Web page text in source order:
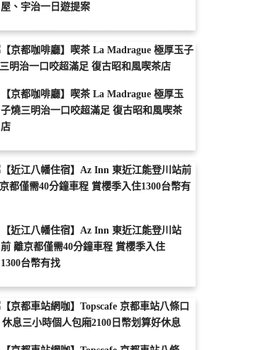
屋、宇治一日遊提案
【京都咖啡廳】喫茶 La Madrague 極厚玉
子燒三明治一口咬超滿足 復古昭和風喫茶
店
【近江八幡住宿】Az Inn 東近江能登川站
前 離京都僅需40分鐘車程 賞櫻季入住
1300台幣有找